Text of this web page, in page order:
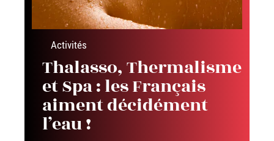
Activités
Thalasso, Thermalisme
et Spa : les Français
aiment décidément
l’eau !